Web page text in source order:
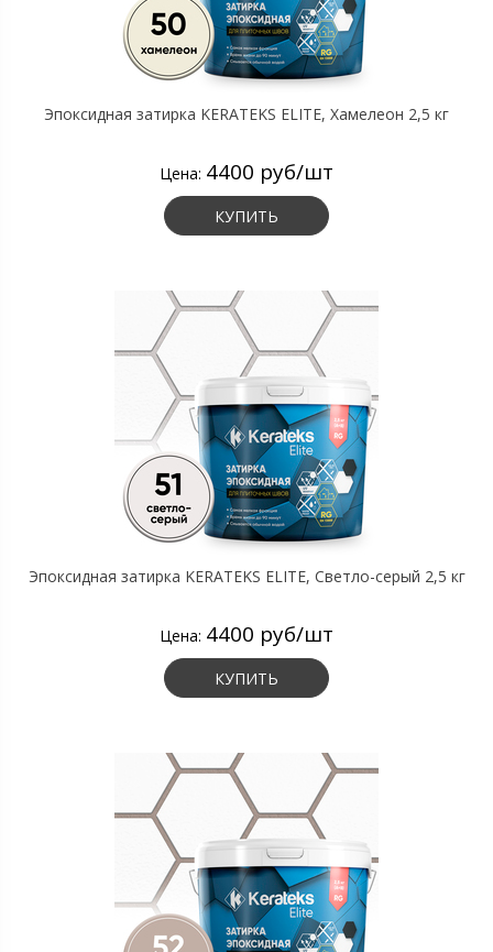
Эпоксидная затирка KERATEKS ELITE, Хамелеон 2,5 кг
Цена: 4400 руб/шт
КУПИТЬ
Эпоксидная затирка KERATEKS ELITE, Светло-серый 2,5 кг
Цена: 4400 руб/шт
КУПИТЬ